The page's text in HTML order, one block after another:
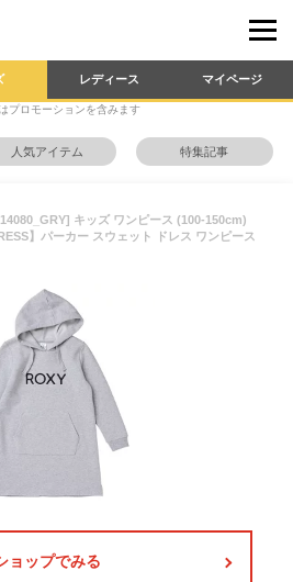
レディース マイページ
プロモーションを含みます
人気アイテム 特集記事
キッズ ワンピース (100-150cm)
】パーカー スウェット ドレス ワンピース
ョップでみる